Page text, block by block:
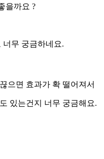
을까요 ?
너무 궁금하네요.
으면 효과가 확 떨어져서
있는건지 너무 궁금해요.